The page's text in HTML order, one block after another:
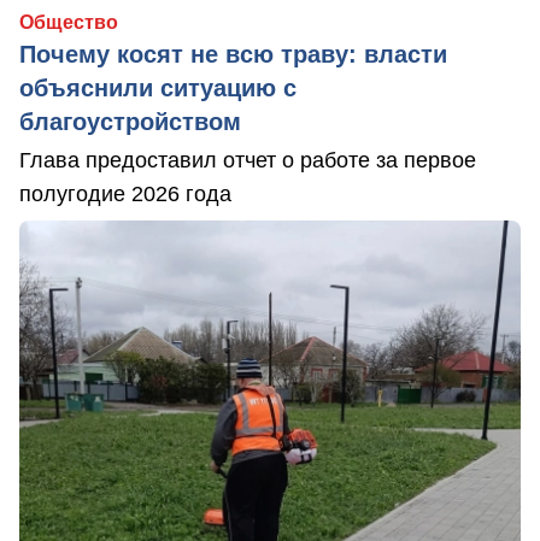
Общество
Почему косят не всю траву: власти
объяснили ситуацию с
благоустройством
Глава предоставил отчет о работе за первое
полугодие 2026 года